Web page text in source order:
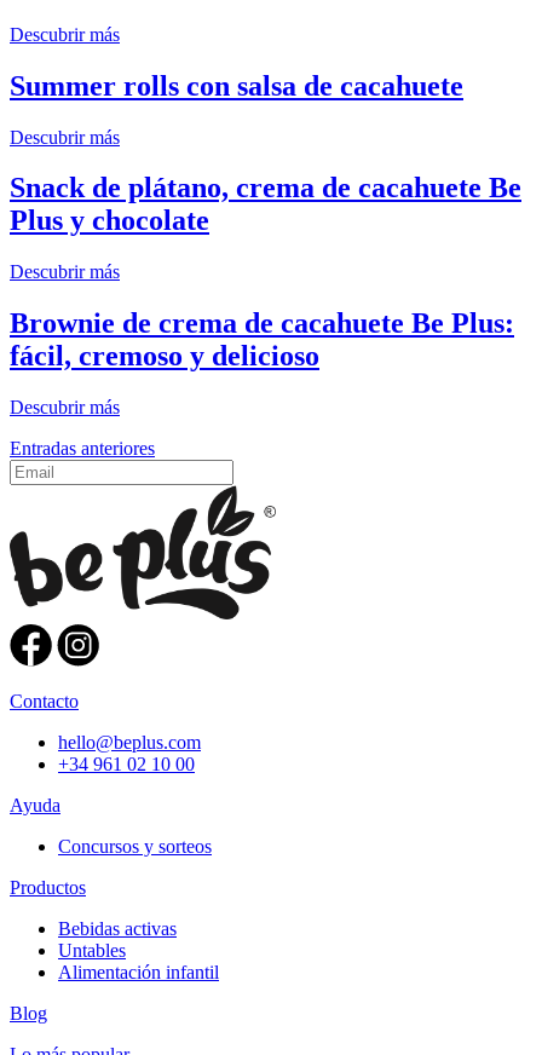
Descubrir más
Summer rolls con salsa de cacahuete
Descubrir más
Snack de plátano, crema de cacahuete Be
Plus y chocolate
Descubrir más
Brownie de crema de cacahuete Be Plus:
fácil, cremoso y delicioso
Descubrir más
Navegación
de
Entradas anteriores
Contacto
hello@beplus.com
+34 961 02 10 00
Ayuda
Concursos y sorteos
Productos
Bebidas activas
Untables
Alimentación infantil
Blog